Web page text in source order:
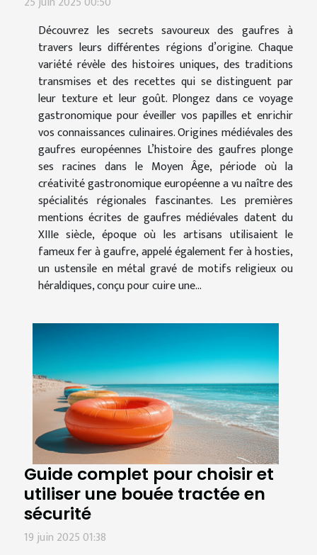
Découvrez les secrets savoureux des gaufres à
travers leurs différentes régions d’origine. Chaque
variété révèle des histoires uniques, des traditions
transmises et des recettes qui se distinguent par
leur texture et leur goût. Plongez dans ce voyage
gastronomique pour éveiller vos papilles et enrichir
vos connaissances culinaires. Origines médiévales des
gaufres européennes L’histoire des gaufres plonge
ses racines dans le Moyen Âge, période où la
créativité gastronomique européenne a vu naître des
spécialités régionales fascinantes. Les premières
mentions écrites de gaufres médiévales datent du
XIIIe siècle, époque où les artisans utilisaient le
fameux fer à gaufre, appelé également fer à hosties,
un ustensile en métal gravé de motifs religieux ou
héraldiques, conçu pour cuire une...
Guide complet pour choisir et
utiliser une bouée tractée en
sécurité
19 juin 2025 01:38